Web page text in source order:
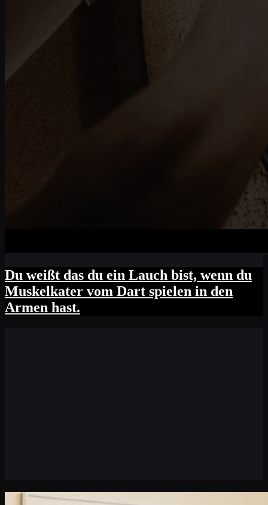
Du weißt das du ein Lauch bist, wenn du
Muskelkater vom Dart spielen in den
Armen hast.